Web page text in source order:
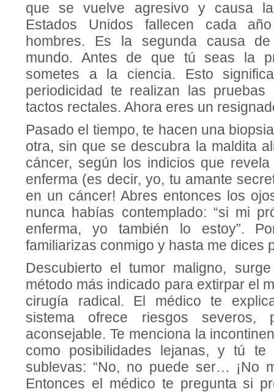
que se vuelve agresivo y causa
Estados Unidos fallecen cada
hombres. Es la segunda causa
mundo. Antes de que tú seas la
sometes a la ciencia. Esto
periodicidad te realizan las
tactos rectales. Ahora eres un
Pasado el tiempo, te hacen una
otra, sin que se descubra la maldita
cáncer, según los indicios que
enferma (es decir, yo, tu amante
en un cáncer! Abres entonces los
nunca habías contemplado: “si mi
enferma, yo también lo estoy”.
familiarizas conmigo y hasta me dices
Descubierto el tumor maligno,
método más indicado para extirpar el
cirugía radical. El médico te
sistema ofrece riesgos
aconsejable. Te menciona la
como posibilidades lejanas, y tú
sublevas: “No, no puede ser… ¡No
Entonces el médico te pregunta si